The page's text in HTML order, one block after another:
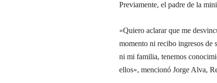
Previamente, el padre de la
«Quiero aclarar que me
momento ni recibo ingresos de
ni mi familia, tenemos
ellos», mencionó Jorge Alva,